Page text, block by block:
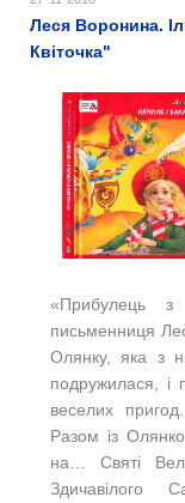
Леся Воронина.
Квіточка"
«Прибулець з
письменниця
Олянку, яка з
подружилася, і
веселих
Разом із
на… Святі
Здичавілого